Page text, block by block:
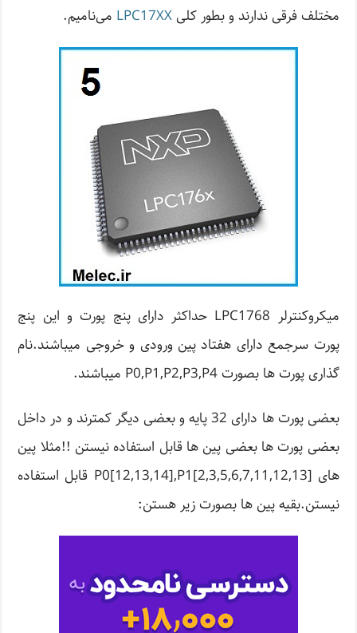
مختلف فرقی ندارند و بطور کلیLPC17XX می‌نامیم.
میکروکنترلر LPC1768 حداکثر دارای پنج پورت و این پنج
پورت سرجمع دارای هفتاد پین ورودی و خروجی میباشند.نام
گذاری پورت ها بصورت P0,P1,P2,P3,P4 میباشند.
بعضی پورت ها دارای 32 پایه و بعضی دیگر کمترند و در داخل
بعضی پورت ها بعضی پین ها قابل استفاده نیستن !!مثلا پین
های P0[12,13,14],P1[2,3,5,6,7,11,12,13] قابل استفاده
نیستن.بقیه پین ها بصورت زیر هستن: